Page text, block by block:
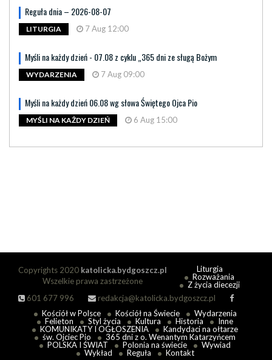
Reguła dnia – 2026-08-07
LITURGIA 7 Aug 12:00
Myśli na każdy dzień - 07.08 z cyklu „365 dni ze sługą Bożym
WYDARZENIA 7 Aug 09:00
Myśli na każdy dzień 06.08 wg słowa Świętego Ojca Pio
MYŚLI NA KAŻDY DZIEŃ 6 Aug 15:00
Copyrights 2020 katolicka.bydgoszcz.pl
Wszelkie prawa zastrzeżone
601 677 996
redakcja@katolicka.bydgoszcz.pl
Liturgia
Rozważania
Z życia diecezji
Kościół w Polsce Kościół na Świecie
Wydarzenia
Felieton
Styl życia Kultura Historia
Inne
KOMUNIKATY I OGŁOSZENIA
Kandydaci na ołtarze
św. Ojciec Pio
365 dni z o. Wenantym Katarzyńcem
POLSKA I ŚWIAT
Polonia na świecie
Wywiad
Wykład
Reguła Kontakt